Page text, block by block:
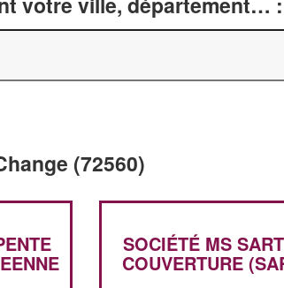
(72560)
SOCIÉTÉ MS
COUVERTURE